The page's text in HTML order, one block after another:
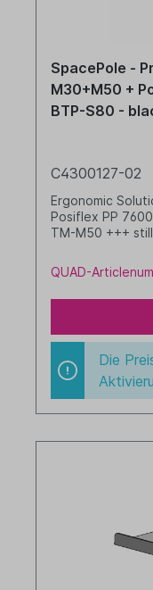
SpacePole -
M30+M50 +
BTP-S80 -
C4300127-02
Ergonomic
Posiflex PP 7600 SNBC S80 Epson TM-M30 +
TM-M50 +++
QUAD-
Die